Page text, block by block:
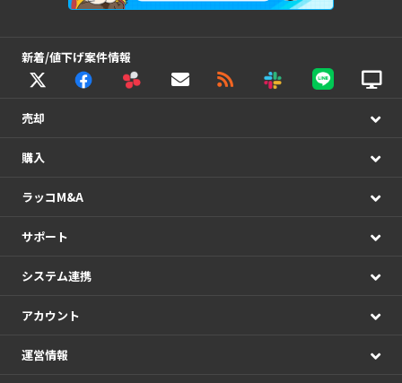
新着/値下げ案件情報
売却
購入
ラッコM&A
サポート
システム連携
アカウント
運営情報